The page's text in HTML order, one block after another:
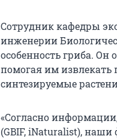
Сотрудник кафедры
инженерии
особенность гриба. Он
помогая им извлекать
синтезируемые
«Согласно
(GBIF, iNaturalist), наши